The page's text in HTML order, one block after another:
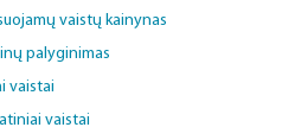
vaistų kainynas
palyginimas
vaistai
vaistai